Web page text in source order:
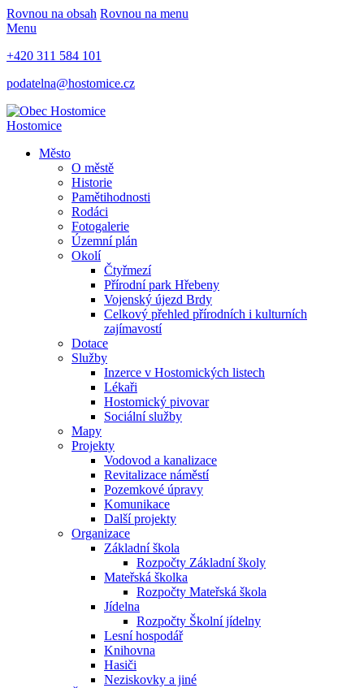
Rovnou na obsah Rovnou na menu
Menu
+420 311 584 101
podatelna@hostomice.cz
Hostomice
Město
O městě
Historie
Pamětihodnosti
Rodáci
Fotogalerie
Územní plán
Okolí
Čtyřmezí
Přírodní park Hřebeny
Vojenský újezd Brdy
Celkový přehled přírodních i kulturních
zajímavostí
Dotace
Služby
Inzerce v Hostomických listech
Lékaři
Hostomický pivovar
Sociální služby
Mapy
Projekty
Vodovod a kanalizace
Revitalizace náměstí
Pozemkové úpravy
Komunikace
Další projekty
Organizace
Základní škola
Rozpočty Základní školy
Mateřská školka
Rozpočty Mateřská škola
Jídelna
Rozpočty Školní jídelny
Lesní hospodář
Knihovna
Hasiči
Neziskovky a jiné